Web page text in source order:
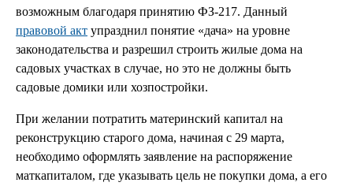
возможным благодаря принятию ФЗ-217. Данный
правовой акт упразднил понятие «дача» на уровне
законодательства и разрешил строить жилые дома на
садовых участках в случае, но это не должны быть
садовые домики или хозпостройки.
При желании потратить материнский капитал на
реконструкцию старого дома, начиная с 29 марта,
необходимо оформлять заявление на распоряжение
маткапиталом, где указывать цель не покупки дома, а его